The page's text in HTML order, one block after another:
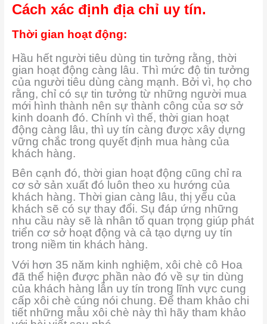
Cách xác định địa chỉ uy tín.
Thời gian hoạt động:
Hầu hết người tiêu dùng tin tưởng rằng, thời
gian hoạt động càng lâu. Thì mức độ tin tưởng
của người tiêu dùng càng mạnh. Bởi vì, họ cho
rằng, chỉ có sự tin tưởng từ những người mua
mới hình thành nên sự thành công của sơ sở
kinh doanh đó. Chính vì thế, thời gian hoạt
động càng lâu, thì uy tín càng được xây dựng
vững chắc trong quyết định mua hàng của
khách hàng.
Bên cạnh đó, thời gian hoạt động cũng chỉ ra
cơ sở sản xuất đó luôn theo xu hướng của
khách hàng. Thời gian càng lâu, thị yếu của
khách sẽ có sự thay đổi. Sụ đáp ứng những
nhu cầu này sẽ là nhân tố quan trọng giúp phát
triển cơ sở hoạt động và cả tạo dựng uy tín
trong niềm tin khách hàng.
Với hơn 35 năm kinh nghiệm, xôi chè cô Hoa
đã thể hiện được phần nào đó về sự tin dùng
của khách hàng lẫn uy tín trong lĩnh vực cung
cấp xôi chè cúng nói chung. Để tham khảo chi
tiết những mẫu xôi chè này thì hãy tham khảo